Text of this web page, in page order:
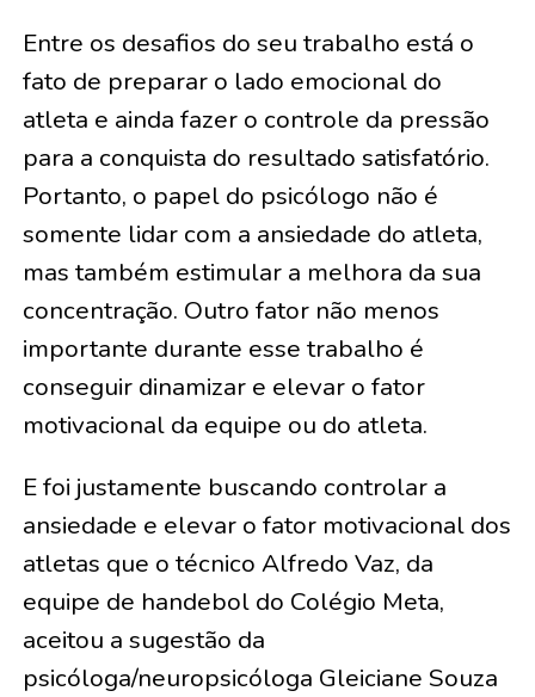
Entre os desafios do seu trabalho está o
fato de preparar o lado emocional do
atleta e ainda fazer o controle da pressão
para a conquista do resultado satisfatório.
Portanto, o papel do psicólogo não é
somente lidar com a ansiedade do atleta,
mas também estimular a melhora da sua
concentração. Outro fator não menos
importante durante esse trabalho é
conseguir dinamizar e elevar o fator
motivacional da equipe ou do atleta.
E foi justamente buscando controlar a
ansiedade e elevar o fator motivacional dos
atletas que o técnico Alfredo Vaz, da
equipe de handebol do Colégio Meta,
aceitou a sugestão da
psicóloga/neuropsicóloga Gleiciane Souza